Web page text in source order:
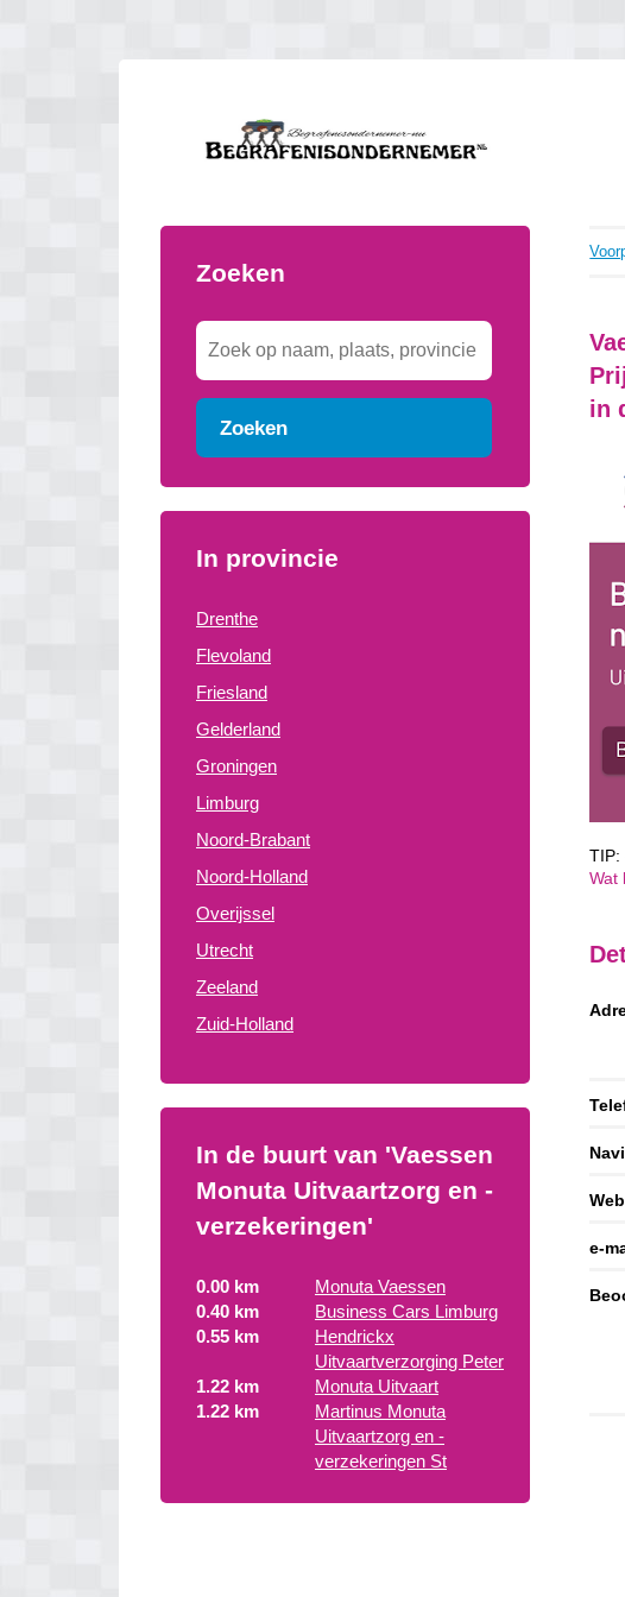
Zoeken
Zoeken
In provincie
Drenthe
Flevoland
Friesland
Gelderland
Groningen
Limburg
Noord-Brabant
Noord-Holland
Overijssel
Utrecht
Zeeland
Zuid-Holland
In de buurt van 'Vaessen
Monuta Uitvaartzorg en -
verzekeringen'
0.00 km
Monuta Vaessen
0.40 km
Business Cars Limburg
0.55 km
Hendrickx
Uitvaartverzorging Peter
1.22 km
Monuta Uitvaart
1.22 km
Martinus Monuta
Uitvaartzorg en -
verzekeringen St
in
TIP:
Wat
e-